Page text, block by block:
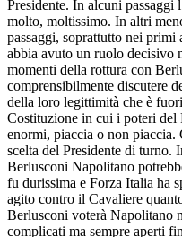
Presidente. In alcuni
molto, moltissimo. In altri
passaggi, soprattutto nei
abbia avuto un ruolo decisivo
momenti della rottura con
comprensibilmente discutere
della loro legittimità che è
Costituzione in cui i poteri del
enormi, piaccia o non piaccia.
scelta del Presidente di turno.
Berlusconi Napolitano
fu durissima e Forza Italia ha
agito contro il Cavaliere
Berlusconi voterà Napolitano
complicati ma sempre aperti